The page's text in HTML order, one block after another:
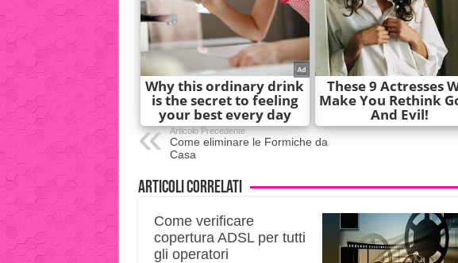
Articolo Precedente
Come eliminare le Formiche da
Casa
Articoli correlati
Come verificare
copertura ADSL per tutti
gli operatori